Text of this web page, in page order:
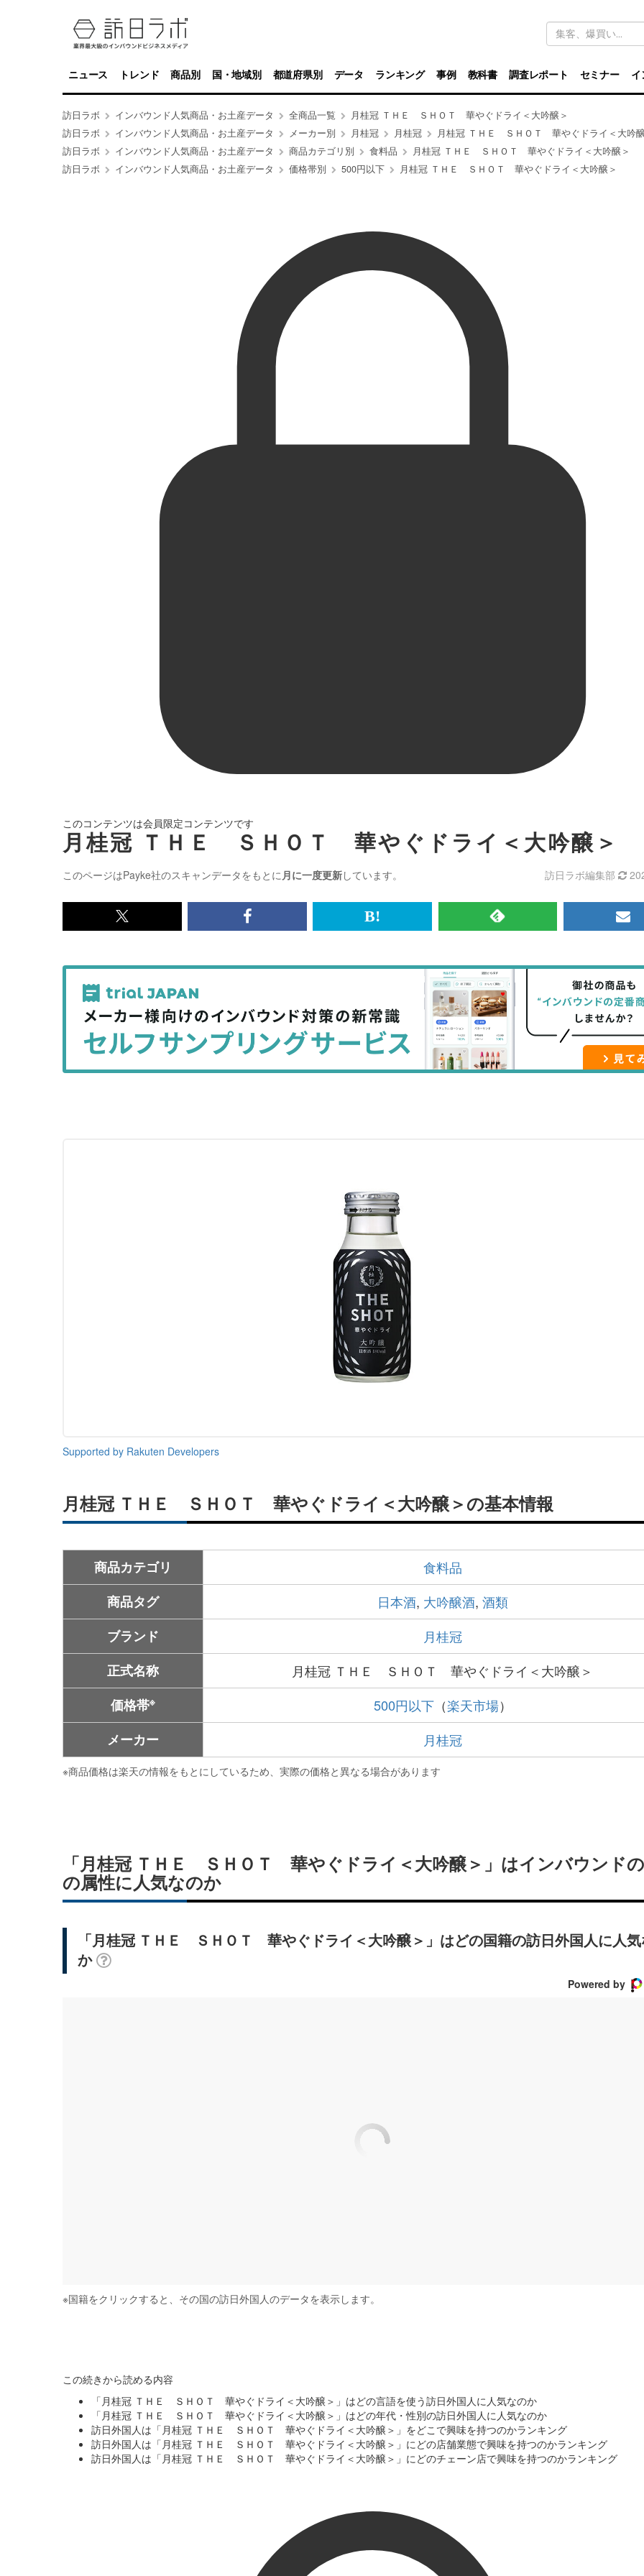
キ
ワ
ド
検
索
ニュース トレンド 商品別 国・地域別 都道府県別 データ ランキング 事例 教科書 調査レポート セミナー イ
訪日ラボ インバウンド人気商品・お土産データ 全商品一覧
月桂冠 ＴＨＥ ＳＨＯＴ 華やぐドライ＜大吟醸＞
訪日ラボ
インバウンド人気商品・お土産データ メーカー別 月桂冠 月桂冠
月桂冠 ＴＨＥ ＳＨＯＴ 華やぐドライ＜大吟
訪日ラボ
インバウンド人気商品・お土産データ 商品カテゴリ別 食料品
月桂冠 ＴＨＥ ＳＨＯＴ 華やぐドライ＜大吟醸＞
訪日ラボ
インバウンド人気商品・お土産データ 価格帯別 500円以下 月桂冠 ＴＨＥ ＳＨＯＴ 華やぐドライ＜大吟醸＞
このコンテンツは会員限定コンテンツです
月桂冠 ＴＨＥ ＳＨＯＴ 華やぐドライ＜大吟醸＞
このページはPayke社のスキャンデータをもとに 月に一度更新しています。 訪日ラボ編集部
x<br>
記
事
を
シ
ェ
Facebook<br>
記
を
シ
ェ
は
な
ッ
ク
マ
RSS
記
事
を
購
読
メ
マ
ガ
登
録
す
Supported by Rakuten Developers
月桂冠 ＴＨＥ ＳＨＯＴ 華やぐドライ＜大吟醸＞の基本情報
商品カテゴリ
食料品
商品タグ
日本酒, 大吟醸酒, 酒類
ブランド
月桂冠
正式名称
月桂冠 ＴＨＥ ＳＨＯＴ 華やぐドライ＜大吟醸＞
価格帯※ 500円以下（楽天市場）
メーカー
月桂冠
※商品価格は楽天の情報をもとにしているため、実際の価格と異なる場合があります
「月桂冠 ＴＨＥ ＳＨＯＴ 華やぐドライ＜大吟醸＞」はインバウンド
の属性に人気なのか
「月桂冠 ＴＨＥ ＳＨＯＴ 華やぐドライ＜大吟醸＞」はどの国籍の訪日外国人に人
か
Powered by
※国籍をクリックすると、その国の訪日外国人のデータを表示します。
この続きから読める内容
「月桂冠 ＴＨＥ ＳＨＯＴ 華やぐドライ＜大吟醸＞」はどの言語を使う訪日外国人に人気なのか
「月桂冠 ＴＨＥ ＳＨＯＴ 華やぐドライ＜大吟醸＞」はどの年代・性別の訪日外国人に人気なのか
訪日外国人は「月桂冠 ＴＨＥ ＳＨＯＴ 華やぐドライ＜大吟醸＞」をどこで興味を持つのかランキング
訪日外国人は「月桂冠 ＴＨＥ ＳＨＯＴ 華やぐドライ＜大吟醸＞」にどの店舗業態で興味を持つのかランキング
訪日外国人は「月桂冠 ＴＨＥ ＳＨＯＴ 華やぐドライ＜大吟醸＞」にどのチェーン店で興味を持つのかランキング